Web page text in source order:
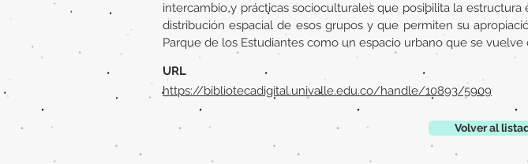
intercambio y prácticas socioculturales que posibilita la
distribución espacial de esos grupos y que permiten su
Parque de los Estudiantes como un espacio urbano que se
URL
https://bibliotecadigital.univalle.edu.co/handle/10893/5909
Volver al